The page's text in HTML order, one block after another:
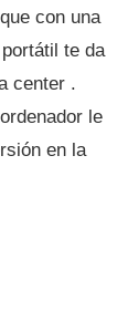
con una
te da
center .
le
en la